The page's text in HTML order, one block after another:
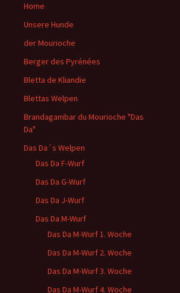
Home
Unsere Hunde
der Mourioche
Berger des Pyrénées
Bletta de Kliandie
Blettas Welpen
Brandagambar du Mourioche "Das
Da"
Das Da´s Welpen
Das Da F-Wurf
Das Da G-Wurf
Das Da J-Wurf
Das Da M-Wurf
Das Da M-Wurf 1. Woche
Das Da M-Wurf 2. Woche
Das Da M-Wurf 3. Woche
Das Da M-Wurf 4. Woche